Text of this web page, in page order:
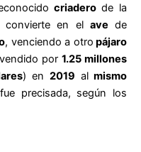
criaderode la
convierte en el ave de
, venciendo a otro pájaro
por1.25 millones
) en 2019 almismo
precisada, según los